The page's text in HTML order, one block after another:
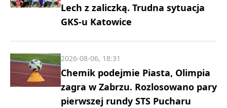
Lech z zaliczką. Trudna sytuacja
GKS-u Katowice
Chemik podejmie Piasta, Olimpia
zagra w Zabrzu. Rozlosowano pary
pierwszej rundy STS Pucharu
2026-08-06, 18:31